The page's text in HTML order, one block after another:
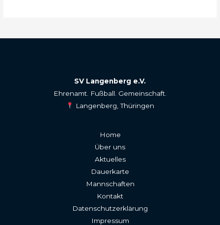
SV Langenberg e.V.
Ehrenamt. Fußball. Gemeinschaft.
Langenberg, Thüringen
Home
Über uns
Aktuelles
Dauerkarte
Mannschaften
Kontakt
Datenschutzerklärung
Impressum